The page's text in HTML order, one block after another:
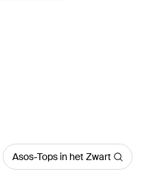
Asos-Tops in het Zwart